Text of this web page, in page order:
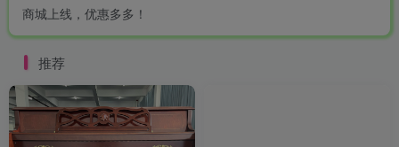
商城上线，优惠多多！
推荐